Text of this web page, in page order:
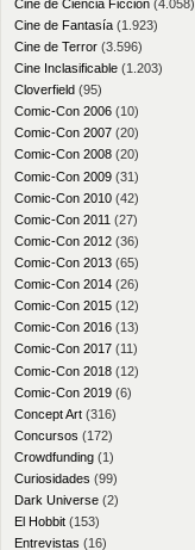
Cine de Ciencia Ficción(4.058)
Cine de Fantasía(1.923)
Cine de Terror(3.596)
Cine Inclasificable(1.203)
Cloverfield(95)
Comic-Con 2006(10)
Comic-Con 2007(20)
Comic-Con 2008(20)
Comic-Con 2009(31)
Comic-Con 2010(42)
Comic-Con 2011 (27)
Comic-Con 2012(36)
Comic-Con 2013(65)
Comic-Con 2014(26)
Comic-Con 2015(12)
Comic-Con 2016(13)
Comic-Con 2017(11)
Comic-Con 2018(12)
Comic-Con 2019(6)
Concept Art(316)
Concursos (172)
Crowdfunding(1)
Curiosidades (99)
Dark Universe(2)
El Hobbit(153)
Entrevistas (16)